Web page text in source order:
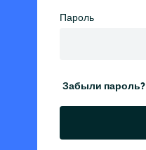
Пароль
Забыли пароль?